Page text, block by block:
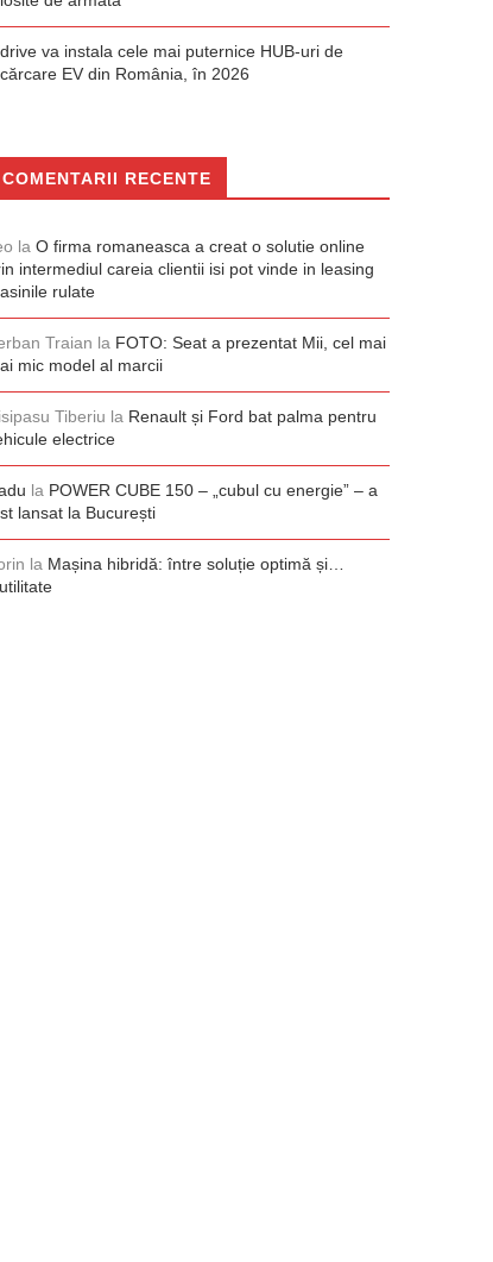
va instala cele mai puternice HUB-uri de
EV din România, în 2026
COMENTARII RECENTE
la O firma romaneasca a creat o solutie online
intermediul careia clientii isi pot vinde in leasing
rulate
Traian la FOTO: Seat a prezentat Mii, cel mai
mic model al marcii
Tiberiu la Renault și Ford bat palma pentru
electrice
la POWER CUBE 150 – „cubul cu energie” – a
lansat la București
la Mașina hibridă: între soluție optimă și…